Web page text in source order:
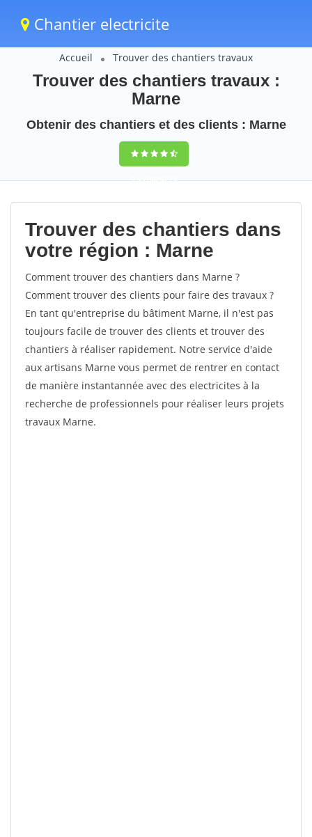
Chantier electricite
Accueil Trouver des chantiers travaux
Trouver des chantiers travaux :
Marne
Obtenir des chantiers et des clients : Marne
9,5(100%)73
votes
Trouver des chantiers dans
votre région : Marne
Comment trouver des chantiers dans Marne ?
Comment trouver des clients pour faire des travaux ?
En tant qu'entreprise du bâtiment Marne, il n'est pas
toujours facile de trouver des clients et trouver des
chantiers à réaliser rapidement. Notre service d'aide
aux artisans Marne vous permet de rentrer en contact
de manière instantannée avec des electricites à la
recherche de professionnels pour réaliser leurs projets
travaux Marne.